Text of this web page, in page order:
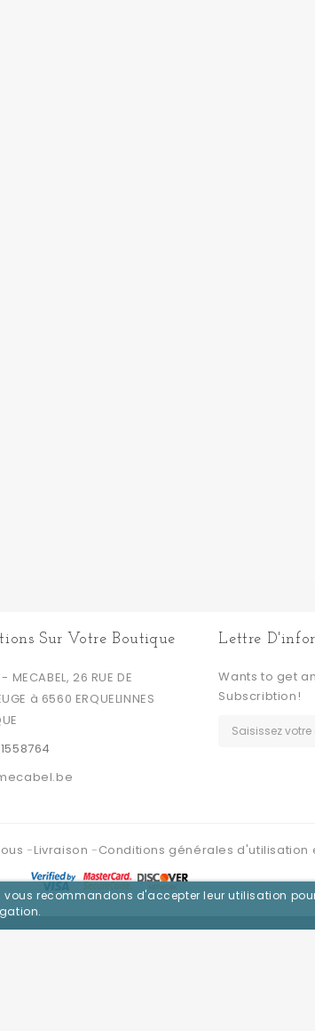
recommandons d'accepter leur utilisation
Sur Votre Boutique
- MECABEL, 26 RUE DE
à 6560 ERQUELINNES
Lettre
Wants to get
Subscribtion!
Livraison Conditions générales d'utilisation